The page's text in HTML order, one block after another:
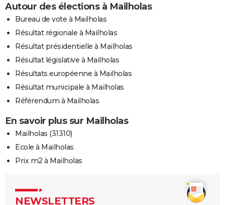
Autour des élections à Mailholas
Bureau de vote à Mailholas
Résultat régionale à Mailholas
Résultat présidentielle à Mailholas
Résultat législative à Mailholas
Résultats européenne à Mailholas
Résultat municipale à Mailholas
Référendum à Mailholas
En savoir plus sur Mailholas
Mailholas (31310)
Ecole à Mailholas
Prix m2 à Mailholas
NEWSLETTERS